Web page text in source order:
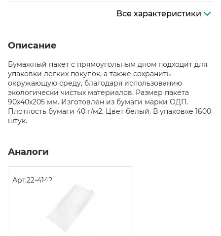
Все характеристики
Описание
Бумажный пакет с прямоугольным дном подходит для
упаковки легких покупок, а также сохранить
окружающую среду, благодаря использованию
экологически чистых материалов. Размер пакета
90х40х205 мм. Изготовлен из бумаги марки ОДП.
Плотность бумаги 40 г/м2. Цвет белый. В упаковке 1600
штук.
Аналоги
Арт.22-4142